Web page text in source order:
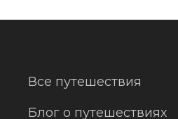
Все путешествия
Блог о путешествиях